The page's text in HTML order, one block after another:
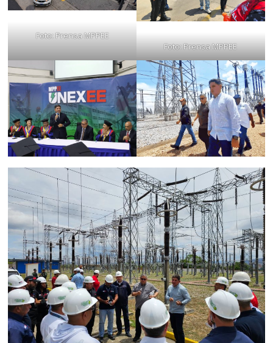
Foto: Prensa MPPEE
Foto: Prensa MPPEE